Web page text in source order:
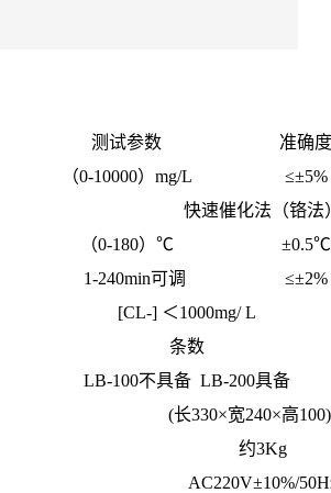
测试参数
准确度
（0-10000）mg/L ≤±5%
快速催化法（铬法
（0-180） ℃ ±0.5℃
1-240min可调
≤±2%
[CL-] ＜1000mg/ L
条数
LB-100不具备 LB-200具备
(长330×宽240×高
约3Kg
AC220V±10%/